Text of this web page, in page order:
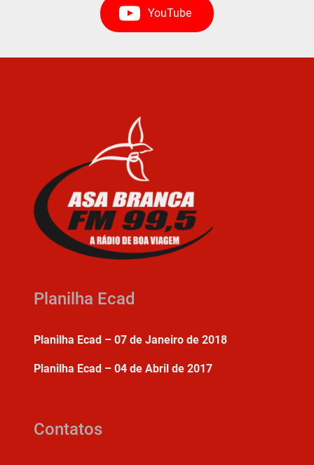
YouTube
Planilha Ecad
Planilha Ecad – 07 de Janeiro de 2018
Planilha Ecad – 04 de Abril de 2017
Contatos